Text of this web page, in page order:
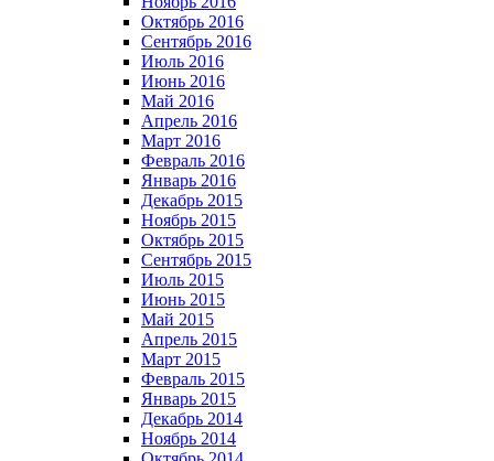
Октябрь 2016
Сентябрь 2016
Июль 2016
Июнь 2016
Май 2016
Апрель 2016
Март 2016
Февраль 2016
Январь 2016
Декабрь 2015
Ноябрь 2015
Октябрь 2015
Сентябрь 2015
Июль 2015
Июнь 2015
Май 2015
Апрель 2015
Март 2015
Февраль 2015
Январь 2015
Декабрь 2014
Ноябрь 2014